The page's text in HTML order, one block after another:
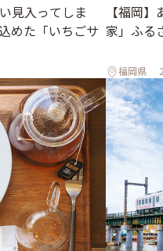
見入ってしま
めた「いちごサ
【福岡
家」ふる
福岡県